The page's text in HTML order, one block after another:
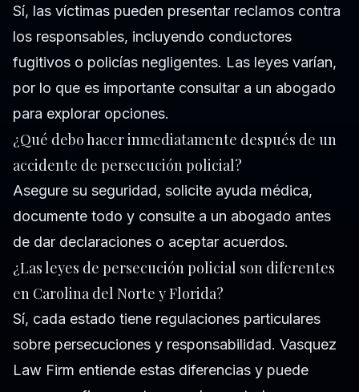
Sí, las víctimas pueden presentar reclamos contra
los responsables, incluyendo conductores
fugitivos o policías negligentes. Las leyes varían,
por lo que es importante consultar a un abogado
para explorar opciones.
¿Qué debo hacer inmediatamente después de un
accidente de persecución policial?
Asegure su seguridad, solicite ayuda médica,
documente todo y consulte a un abogado antes
de dar declaraciones o aceptar acuerdos.
¿Las leyes de persecución policial son diferentes
en Carolina del Norte y Florida?
Sí, cada estado tiene regulaciones particulares
sobre persecuciones y responsabilidad. Vasquez
Law Firm entiende estas diferencias y puede